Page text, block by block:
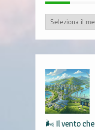
Archivio
🌬️ Il vento che